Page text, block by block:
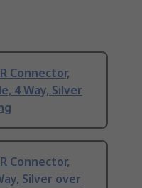
Connector,
4 Way, Silver
Connector,
Silver over